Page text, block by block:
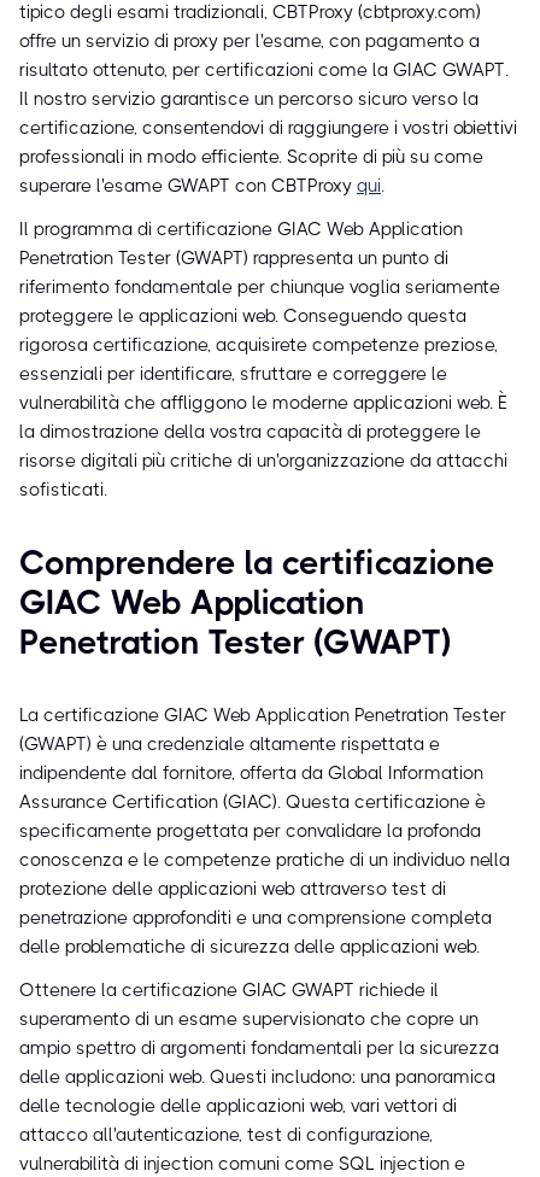
tipico degli esami tradizionali, CBTProxy (cbtproxy.com)
offre un servizio di proxy per l'esame, con pagamento a
risultato ottenuto, per certificazioni come la GIAC GWAPT.
Il nostro servizio garantisce un percorso sicuro verso la
certificazione, consentendovi di raggiungere i vostri obiettivi
professionali in modo efficiente. Scoprite di più su come
superare l'esame GWAPT con CBTProxy qui.
Il programma di certificazione GIAC Web Application
Penetration Tester (GWAPT) rappresenta un punto di
riferimento fondamentale per chiunque voglia seriamente
proteggere le applicazioni web. Conseguendo questa
rigorosa certificazione, acquisirete competenze preziose,
essenziali per identificare, sfruttare e correggere le
vulnerabilità che affliggono le moderne applicazioni web. È
la dimostrazione della vostra capacità di proteggere le
risorse digitali più critiche di un'organizzazione da attacchi
sofisticati.
Comprendere la certificazione
GIAC Web Application
Penetration Tester (GWAPT)
La certificazione GIAC Web Application Penetration Tester
(GWAPT) è una credenziale altamente rispettata e
indipendente dal fornitore, offerta da Global Information
Assurance Certification (GIAC). Questa certificazione è
specificamente progettata per convalidare la profonda
conoscenza e le competenze pratiche di un individuo nella
protezione delle applicazioni web attraverso test di
penetrazione approfonditi e una comprensione completa
delle problematiche di sicurezza delle applicazioni web.
Ottenere la certificazione GIAC GWAPT richiede il
superamento di un esame supervisionato che copre un
ampio spettro di argomenti fondamentali per la sicurezza
delle applicazioni web. Questi includono: una panoramica
delle tecnologie delle applicazioni web, vari vettori di
attacco all'autenticazione, test di configurazione,
vulnerabilità di injection comuni come SQL injection e